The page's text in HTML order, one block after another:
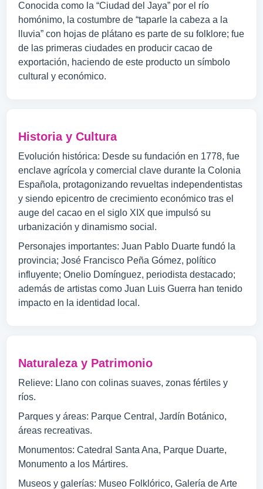
Conocida como la “Ciudad del Jaya” por el río
homónimo, la costumbre de “taparle la cabeza a la
lluvia” con hojas de plátano es parte de su folklore; fue
de las primeras ciudades en producir cacao de
exportación, haciendo de este producto un símbolo
cultural y económico.
Historia y Cultura
Evolución histórica: Desde su fundación en 1778, fue
enclave agrícola y comercial clave durante la Colonia
Española, protagonizando revueltas independentistas
y siendo epicentro de crecimiento económico tras el
auge del cacao en el siglo XIX que impulsó su
urbanización y dinamismo social.
Personajes importantes: Juan Pablo Duarte fundó la
provincia; José Francisco Peña Gómez, político
influyente; Onelio Domínguez, periodista destacado;
además de artistas como Juan Luis Guerra han tenido
impacto en la identidad local.
Naturaleza y Patrimonio
Relieve: Llano con colinas suaves, zonas fértiles y
ríos.
Parques y áreas: Parque Central, Jardín Botánico,
áreas recreativas.
Monumentos: Catedral Santa Ana, Parque Duarte,
Monumento a los Mártires.
Museos y galerías: Museo Folklórico, Galería de Arte